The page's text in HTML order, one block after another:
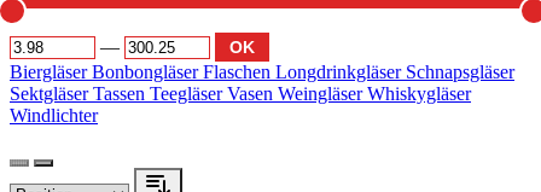
— OK
BiergläserBonbongläserFlaschen Longdrinkgläser Schnapsgläser
SektgläserTassen TeegläserVasen WeingläserWhiskygläser
Windlichter